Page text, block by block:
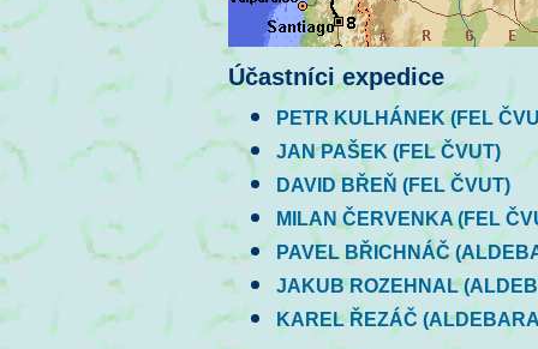
Účastníci expedice
PETR KULHÁNEK (FEL
JAN PAŠEK (FEL ČVUT)
DAVID BŘEŇ (FEL ČVUT)
MILAN ČERVENKA (FEL
PAVEL BŘICHNÁČ
JAKUB ROZEHNAL
KAREL ŘEZÁČ